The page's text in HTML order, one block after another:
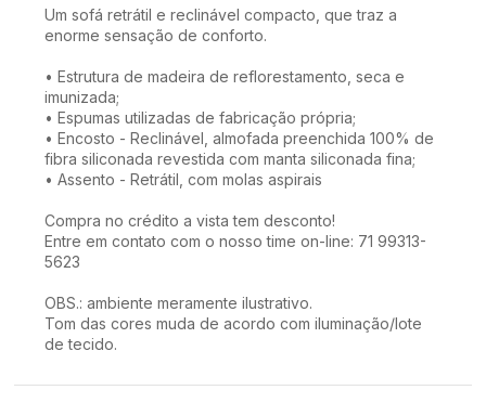
Um sofá retrátil e reclinável compacto, que traz a
enorme sensação de conforto.
• Estrutura de madeira de reflorestamento, seca e
imunizada;
• Espumas utilizadas de fabricação própria;
• Encosto - Reclinável, almofada preenchida 100% de
fibra siliconada revestida com manta siliconada fina;
• Assento - Retrátil, com molas aspirais
Compra no crédito a vista tem desconto!
Entre em contato com o nosso time on-line: 71 99313-
5623
OBS.: ambiente meramente ilustrativo.
Tom das cores muda de acordo com iluminação/lote
de tecido.